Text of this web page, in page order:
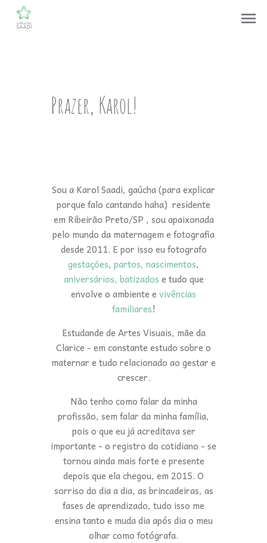
menu
Prazer, Karol!
Sou a Karol Saadi, gaúcha (para explicar
porque falo cantando haha) residente
em Ribeirão Preto/SP , sou apaixonada
pelo mundo da maternagem e fotografia
desde 2011. E por isso eu fotografo
gestações, partos, nascimentos,
aniversários, batizados e tudo que
envolve o ambiente e vivências
familiares!
Estudande de Artes Visuais, mãe da
Clarice - em constante estudo sobre o
maternar e tudo relacionado ao gestar e
crescer.
Não tenho como falar da minha
profissão, sem falar da minha família,
pois o que eu já acreditava ser
importante - o registro do cotidiano - se
tornou ainda mais forte e presente
depois que ela chegou, em 2015. O
sorriso do dia a dia, as brincadeiras, as
fases de aprendizado, tudo isso me
ensina tanto e muda dia após dia o meu
olhar como fotógrafa.